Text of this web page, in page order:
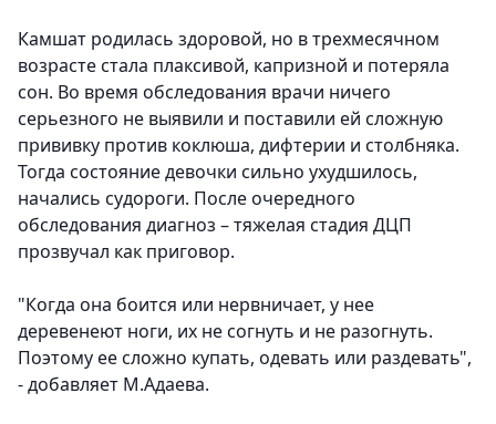
Камшат родилась здоровой, но в трехмесячном
возрасте стала плаксивой, капризной и потеряла
сон. Во время обследования врачи ничего
серьезного не выявили и поставили ей сложную
прививку против коклюша, дифтерии и столбняка.
Тогда состояние девочки сильно ухудшилось,
начались судороги. После очередного
обследования диагноз – тяжелая стадия ДЦП
прозвучал как приговор.
"Когда она боится или нервничает, у нее
деревенеют ноги, их не согнуть и не разогнуть.
Поэтому ее сложно купать, одевать или раздевать",
- добавляет М.Адаева.